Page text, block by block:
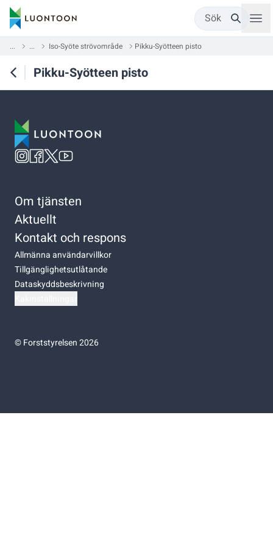
Sök
... ... Iso-Syöte strövområde Pikku-Syötteen pisto
Pikku-Syötteen pisto
Om tjänsten
Aktuellt
Kontakt och respons
Allmänna användarvillkor
Tillgänglighetsutlåtande
Dataskyddsbeskrivning
©Forststyrelsen 2026